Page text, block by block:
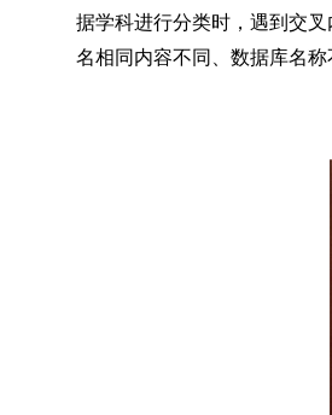
据学科进行分类时，遇到交
名相同内容不同、数据库名